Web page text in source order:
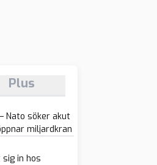
Plus
Nato söker akut
miljardkran
in hos